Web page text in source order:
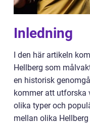
Inledning
I den här artikeln
Hellberg som
en historisk
kommer att utforska
olika typer och
mellan olika